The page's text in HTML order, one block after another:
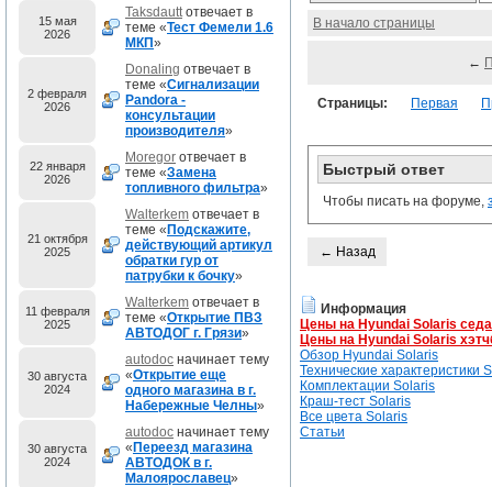
15 мая
2026
Taksdauttотвечает в
теме «Тест Фемели 1.6
МКП»
2 февраля
2026
Donaling отвечает в
теме «Сигнализации
Pandora -
консультации
производителя»
22 января
2026
Moregor отвечает в
теме «Замена
топливного фильтра»
21 октября
2025
Walterkem отвечает в
теме « Подскажите,
действующий артикул
обратки гур от
патрубки к бочку»
11 февраля
2025
Walterkem отвечает в
теме «Открытие ПВЗ
АВТОДОГ г. Грязи»
30 августа
2024
autodoc начинает тему
«Открытие еще
одного магазина в г.
Набережные Челны»
30 августа
2024
autodoc начинает тему
« Переезд магазина
АВТОДОК в г.
Малоярославец»
В начало страницы
←
Страницы: Первая
Быстрый ответ
Чтобы писать на форуме,
← Назад
Информация
Цены на Hyundai Solaris
Цены на Hyundai Solaris
Обзор Hyundai Solaris
Технические характеристики
Комплектации Solaris
Краш-тест Solaris
Все цвета Solaris
Статьи